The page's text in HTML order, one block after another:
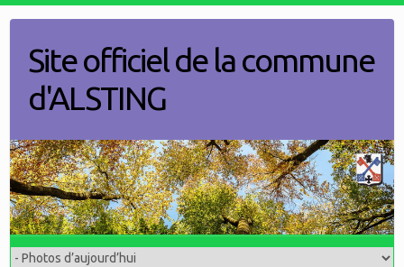
contentSite officiel de la commune
d'ALSTING